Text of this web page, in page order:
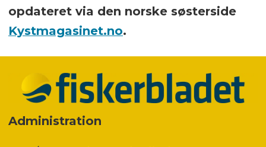
opdateret via den norske søsterside
Kystmagasinet.no.
Administration